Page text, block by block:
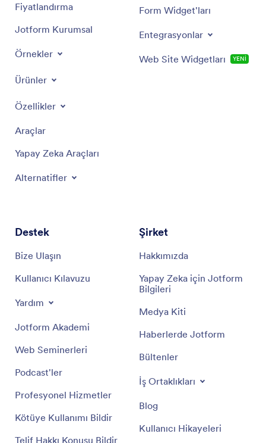
Fiyatlandırma
Jotform Kurumsal
Örnekler
Ürünler
Özellikler
Araçlar
Yapay Zeka Araçları
Alternatifler
Form Widget'ları
Entegrasyonlar
Web Site Widgetları YENİ
Destek
Bize Ulaşın
Kullanıcı Kılavuzu
Yardım
Jotform Akademi
Web Seminerleri
Podcast'ler
Profesyonel Hizmetler
Kötüye Kullanımı Bildir
Telif Hakkı Konusu Bildir
Şirket
Hakkımızda
Yapay Zeka için Jotform
Bilgileri
Medya Kiti
Haberlerde Jotform
Bültenler
İş Ortaklıkları
Blog
Kullanıcı Hikayeleri